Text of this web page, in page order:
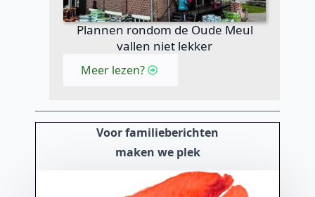
Plannen rondom de Oude Meul
vallen niet lekker
Meer lezen?
Voor familieberichten
maken we plek